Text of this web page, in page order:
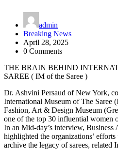
admin
Breaking News
April 28, 2025
0 Comments
THE BRAIN BEHIND
SAREE ( IM of the Saree )
Dr. Ashvini Persaud of New York,
International Museum of The Saree
Fashion, Art & Design Museum
one of the top 30 influential women
In an Mid-day’s interview,
highlighted the organizations’
archive the legacy of sarees, related